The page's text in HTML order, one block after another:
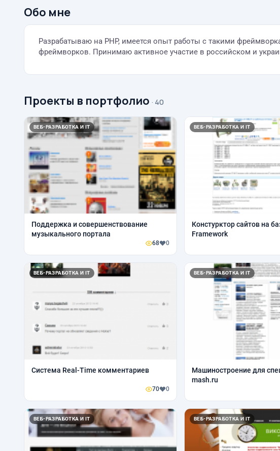
Обо мне
Разрабатываю на PHP, имеется опыт работы с такими
фреймворков. Принимаю активное участие в российском и
Проекты в портфолио · 40
ВЕБ-РАЗРАБОТКА И IT
Поддержка и совершенствование
музыкального портала
68 0
ВЕБ-РАЗРАБОТКА И IT
Констурктор сайтов на
Framework
ВЕБ-РАЗРАБОТКА И IT
Система Real-Time комментариев
70 0
ВЕБ-РАЗРАБОТКА И IT
Машиностроение для
mash.ru
ВЕБ-РАЗРАБОТКА И IT ВЕБ-РАЗРАБОТКА И IT